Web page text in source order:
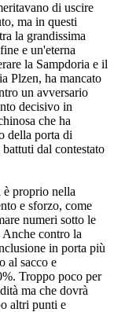
di uscire
ma in questi
la grandissima
e un'eterna
la Sampdoria e il
Plzen, ha mancato
un avversario
decisivo in
che ha
della porta di
dal contestato
proprio nella
e sforzo, come
numeri sotto le
Anche contro la
in porta più
al sacco e
Troppo poco per
ma che dovrà
altri punti e